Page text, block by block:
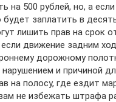
на 500 рублей, но, а
заплатить в
лишить прав на срок
если движение задним
дорожному
нарушением и причиной
на полосу, где ездит
не избежать штрафа